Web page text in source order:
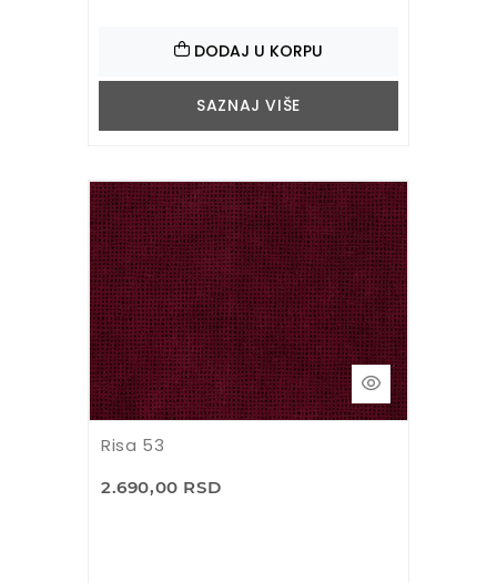
DODAJ U KORPU
SAZNAJ VIŠE
Risa 53
2.690,00 RSD